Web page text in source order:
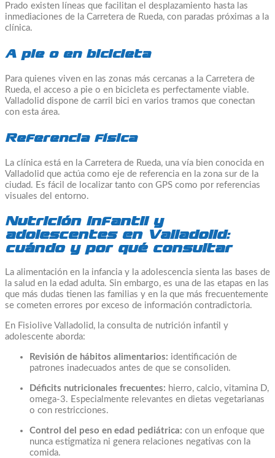
Prado existen líneas que facilitan el desplazamiento hasta las
inmediaciones de la Carretera de Rueda, con paradas próximas a la
clínica.
A pie o en bicicleta
Para quienes viven en las zonas más cercanas a la Carretera de
Rueda, el acceso a pie o en bicicleta es perfectamente viable.
Valladolid dispone de carril bici en varios tramos que conectan
con esta área.
Referencia física
La clínica está en la Carretera de Rueda, una vía bien conocida en
Valladolid que actúa como eje de referencia en la zona sur de la
ciudad. Es fácil de localizar tanto con GPS como por referencias
visuales del entorno.
Nutrición infantil y
adolescentes en Valladolid:
cuándo y por qué consultar
La alimentación en la infancia y la adolescencia sienta las bases de
la salud en la edad adulta. Sin embargo, es una de las etapas en las
que más dudas tienen las familias y en la que más frecuentemente
se cometen errores por exceso de información contradictoria.
En Fisiolive Valladolid, la consulta de nutrición infantil y
adolescente aborda:
Revisión de hábitos alimentarios: identificación de
patrones inadecuados antes de que se consoliden.
Déficits nutricionales frecuentes: hierro, calcio, vitamina D,
omega-3. Especialmente relevantes en dietas vegetarianas
o con restricciones.
Control del peso en edad pediátrica: con un enfoque que
nunca estigmatiza ni genera relaciones negativas con la
comida.